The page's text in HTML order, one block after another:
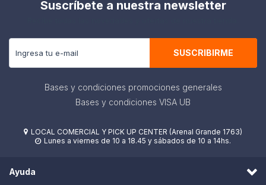
Suscríbete a nuestra newsletter
SUSCRIBIRME
Bases y condiciones promociones generales
Bases y condiciones VISA UB
 LOCAL COMERCIAL Y PICK UP CENTER (Arenal Grande 1763)
 Lunes a viernes de 10 a 18.45 y sábados de 10 a 14hs.
Ayuda